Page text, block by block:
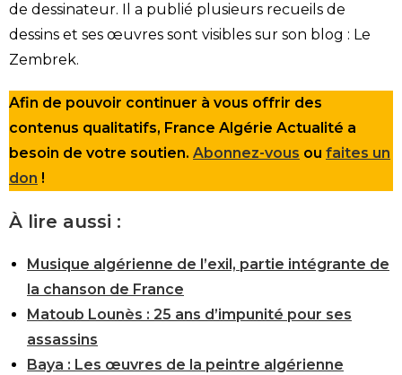
de dessinateur. Il a publié plusieurs recueils de
dessins et ses œuvres sont visibles sur son blog : Le
Zembrek.
Afin de pouvoir continuer à vous offrir des
contenus qualitatifs, France Algérie Actualité a
besoin de votre soutien. Abonnez-vous ou faites un
don !
À lire aussi :
Musique algérienne de l’exil, partie intégrante de
la chanson de France
Matoub Lounès : 25 ans d’impunité pour ses
assassins
Baya : Les œuvres de la peintre algérienne